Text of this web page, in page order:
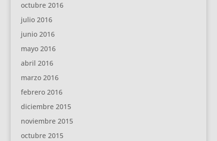
octubre 2016
julio 2016
junio 2016
mayo 2016
abril 2016
marzo 2016
febrero 2016
diciembre 2015
noviembre 2015
octubre 2015